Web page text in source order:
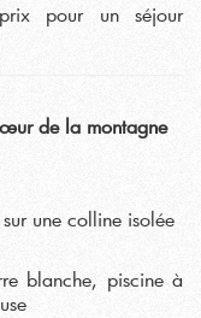
pour un séjour
de la montagne
une colline isolée
blanche, piscine à